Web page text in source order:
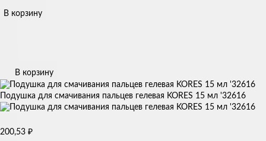
В корзину
В корзину
Подушка для смачивания пальцев гелевая KORES 15 мл '32616
200,53 ₽